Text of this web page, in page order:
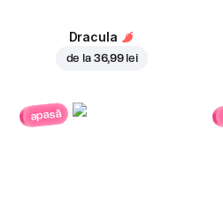
Dracula
de la 36,99 lei
apasă